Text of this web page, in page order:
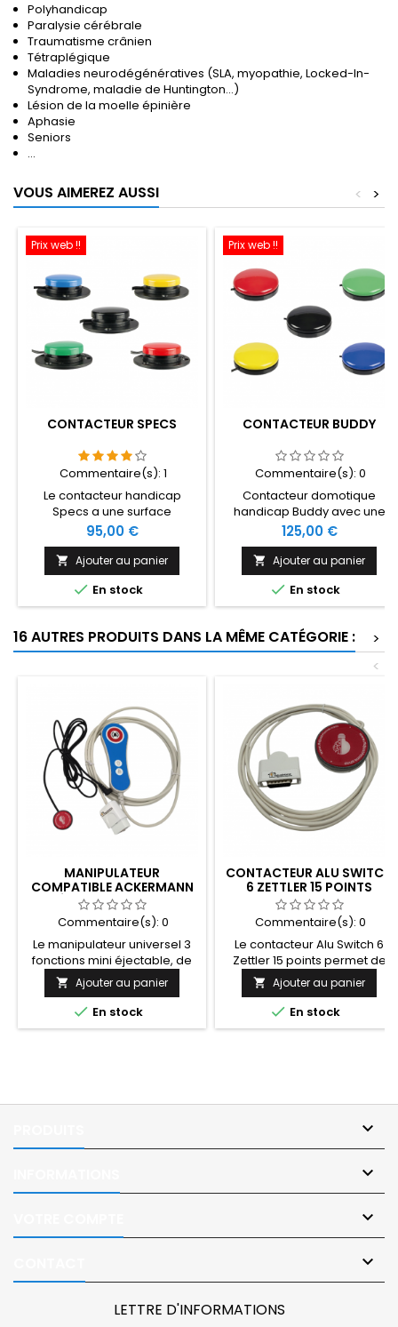
Polyhandicap
Paralysie cérébrale
Traumatisme crânien
Tétraplégique
Maladies neurodégénératives (SLA, myopathie, Locked-In-
Syndrome, maladie de Huntington...)
Lésion de la moelle épinière
Aphasie
Seniors
...
VOUS AIMEREZ AUSSI >
<
Prix web !!
CONTACTEUR SPECS
Commentaire(s): 1
Le contacteur handicap
Specs a une surface
d'activation de 3,5 cm et une
force d'activation de 100g. Il
est disponible en 5 couleurs.
Prix
95,00 €
 Ajouter au panier
 En stock
Prix web !!
CONTACTEUR BUDDY
Commentaire(s): 0
Contacteur domotique
handicap Buddy avec une
surface d'activation de 6,4
cm et une force d'activation
de 142g. Disponible en 5
couleurs.
Prix
125,00 €
 Ajouter au panier
 En stock
16 AUTRES PRODUITS DANS LA MÊME CATÉGORIE :
>
<
MANIPULATEUR
COMPATIBLE ACKERMANN
MINI ÉJECTABLE AVEC PRISE
CONTACTEUR
Commentaire(s): 0
Le manipulateur universel 3
fonctions mini éjectable, de
la gamme Ackermann,
permet de brancher un
contacteur handicap via une
prise jack pour le
 Ajouter au panier
 En stock
CONTACTEUR ALU SWITCH
6 ZETTLER 15 POINTS
Commentaire(s): 0
Le contacteur Alu Switch 6
Zettler 15 points permet de
faciliter le déclenchement de
l'appel malade, appel
infirmier pour une personne
en situation de handicap.
 Ajouter au panier
 En stock




LETTRE D'INFORMATIONS